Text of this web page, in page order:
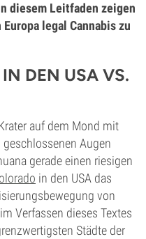
diesem Leitfaden zeigen
legal Cannabis zu
DEN USA VS.
auf dem Mond mit
Augen
gerade einen riesigen
in den USA das
von
Verfassen dieses Textes
Städte der